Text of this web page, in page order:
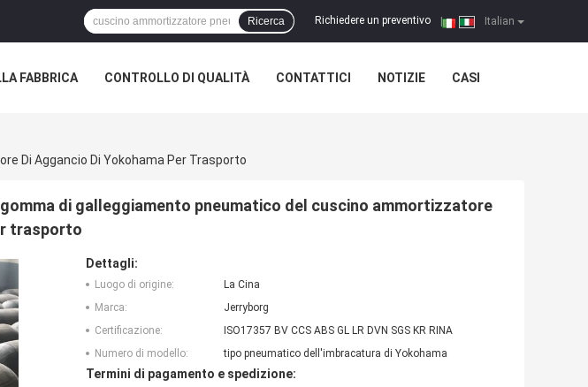
Italian
Richiedere un preventivo |
Ricerca
FABBRICA CONTROLLO DI QUALITÀ CONTATTICI NOTIZIE CASI
Di Aggancio Di Yokohama Per Trasporto
di galleggiamento pneumatico del cuscino ammortizzatore
trasporto
Dettagli:
Luogo di origine:
La Cina
Marca:
Jerryborg
Certificazione:
ISO17357 BV CCS ABS GL LR DVN SGS KR RINA
Numero di modello:
tipo pneumatico dell'imbracatura di Yokohama
Termini di pagamento e spedizione: